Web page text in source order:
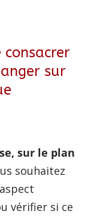
consacrer
sur
sur le plan
souhaitez
vérifier si ce